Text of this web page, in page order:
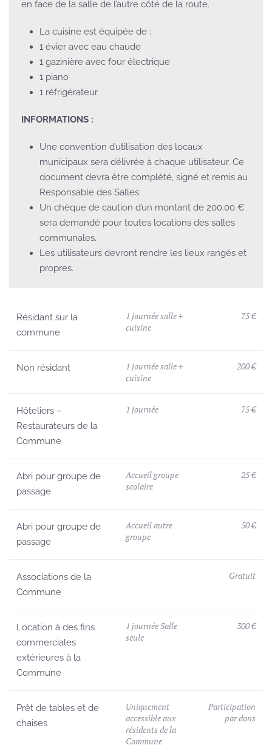
en face de la salle de l’autre côté de la route.
La cuisine est équipée de :
1 évier avec eau chaude
1 gazinière avec four électrique
1 piano
1 réfrigérateur
INFORMATIONS :
Une convention d’utilisation des locaux
municipaux sera délivrée à chaque utilisateur. Ce
document devra être complété, signé et remis au
Responsable des Salles.
Un chèque de caution d’un montant de 200.00 €
sera demandé pour toutes locations des salles
communales.
Les utilisateurs devront rendre les lieux rangés et
propres.
Résidant sur la
commune
1 journée salle +
cuisine
75 €
Non résidant
1 journée salle +
cuisine
200 €
Hôteliers –
Restaurateurs de la
Commune
1 journée 75 €
Abri pour groupe de
passage
Accueil groupe
scolaire
25 €
Abri pour groupe de
passage
Accueil autre
groupe
50 €
Associations de la
Commune
Gratuit
Location à des fins
commerciales
extérieures à la
Commune
1 journée Salle
seule
300 €
Prêt de tables et de
chaises
Uniquement
accessible aux
résidents de la
Commune
Participation
par dons